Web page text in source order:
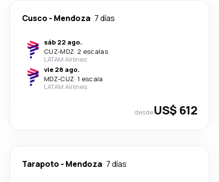
Cusco - Mendoza 7 días
sáb 22 ago.
CUZ-MDZ· 2 escalas
LATAM Airlines
vie 28 ago.
MDZ-CUZ· 1 escala
LATAM Airlines
desdeUS$ 612
Tarapoto - Mendoza 7 días